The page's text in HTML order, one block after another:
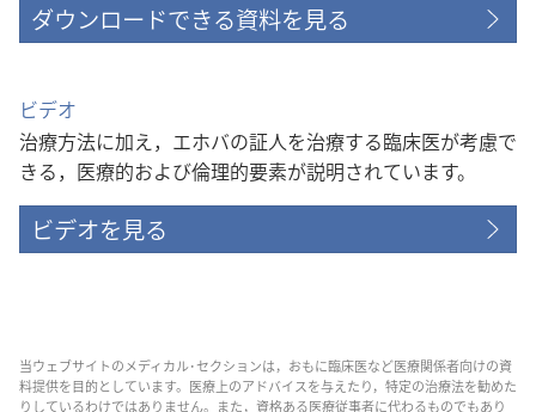
ダウンロードできる資料を見る
ビデオ
治療方法に加え，エホバの証人を治療する臨床医が考慮で
きる，医療的および倫理的要素が説明されています。
ビデオを見る
当ウェブサイトのメディカル･セクションは，おもに臨床医など医療関係者向けの資
料提供を目的としています。医療上のアドバイスを与えたり，特定の治療法を勧めた
りしているわけではありません。また，資格ある医療従事者に代わるものでもあり